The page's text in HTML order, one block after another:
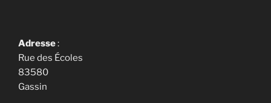
Adresse:
Rue des Écoles
83580
Gassin